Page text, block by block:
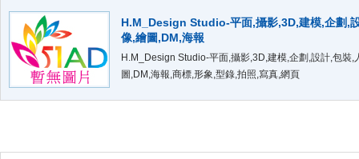
H.M_Design Studio-平面,攝影,3D,建模,企劃,
像,繪圖,DM,海報
H.M_Design Studio-平面,攝影,3D,建模,企劃,設計,包裝,
圖,DM,海報,商標,形象,型錄,拍照,寫真,網頁